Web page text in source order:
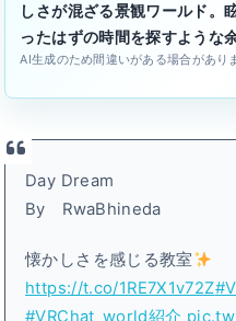
しさが混ざる景観ワールド。
ったはずの時間を探すような
AI生成のため間違いがある場合があり
Day Dream
By RwaBhineda
懐かしさを感じる教室
https://t.co/1RE7X1v72Z
#VRChat_world紹介